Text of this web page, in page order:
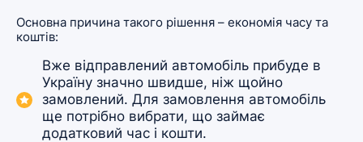
Основна причина такого рішення – економія часу та
коштів:
Вже відправлений автомобіль прибуде в
Україну значно швидше, ніж щойно
замовлений. Для замовлення автомобіль
ще потрібно вибрати, що займає
додатковий час і кошти.